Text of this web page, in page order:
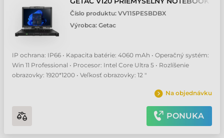
Číslo produktu: VV115PESBDBX
Výrobca: Getac
IP ochrana: IP66 • Kapacita batérie: 4060 mAh • Operačný systém:
Win 11 Professional • Procesor: Intel Core Ultra 5 • Rozlíšenie
obrazovky: 1920*1200 • Veľkosť obrazovky: 12 "
Na objednávku
PONUKA